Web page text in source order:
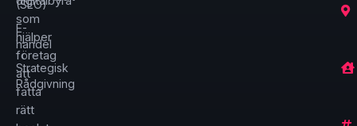
som
hjälper
företag
att
fatta
rätt
(SEO)
E-
handel
Strategisk
Rådgivning